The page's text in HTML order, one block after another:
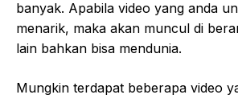
banyak. Apabila video yang anda
menarik, maka akan muncul di
lain bahkan bisa mendunia.
Mungkin terdapat beberapa video